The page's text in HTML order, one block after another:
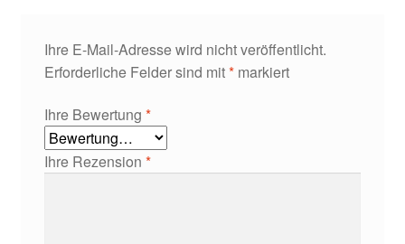
Ihre E-Mail-Adresse wird nicht veröffentlicht.
Erforderliche Felder sind mit*markiert
Ihre Bewertung *
Ihre Rezension *